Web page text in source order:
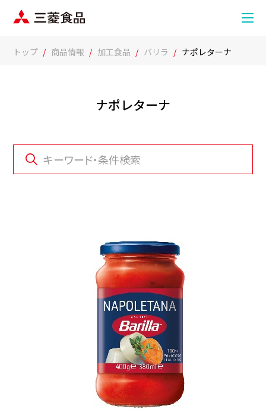
トップ 商品情報 加工食品 バリラ ナポレターナ
ナポレターナ
キーワード・条件検索